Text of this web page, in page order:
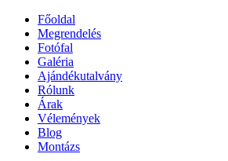
Főoldal
Megrendelés
Fotófal
Galéria
Ajándékutalvány
Rólunk
Árak
Vélemények
Blog
Montázs